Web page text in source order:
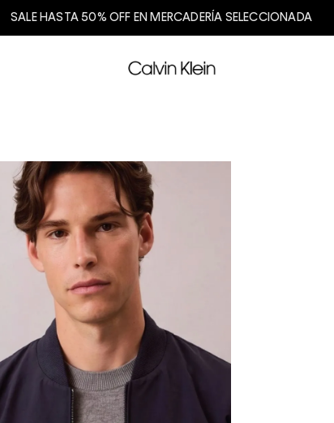
SALE HASTA 50% OFF EN MERCADERÍA SELECCIONADA